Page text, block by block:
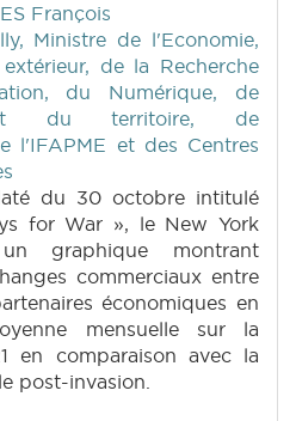
François
Ministre de l'Economie,
de la Recherche
du Numérique, de
du territoire, de
l'IFAPME et des Centres
du 30 octobre intitulé
for War », le New York
graphique montrant
commerciaux entre
économiques en
mensuelle sur la
en comparaison avec la
post-invasion.